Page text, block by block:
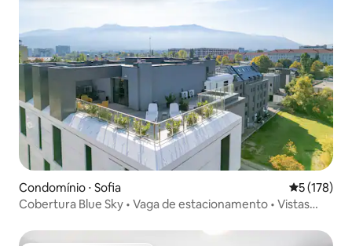
Condomínio ⋅ Sofia 5 de uma
5 (178)
Cobertura Blue Sky • Vaga de estacionamento • Vistas